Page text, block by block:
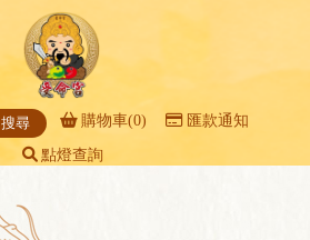
購物車(0) 匯款通知
點燈查詢